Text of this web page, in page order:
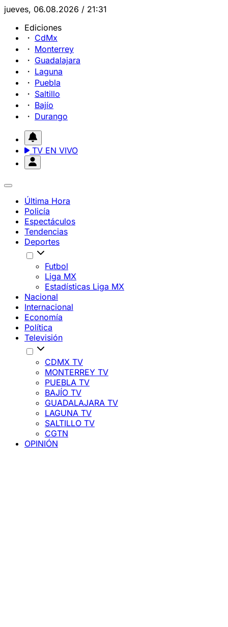
jueves, 06.08.2026 / 21:31
Ediciones
CdMx
Monterrey
Guadalajara
Laguna
Puebla
Saltillo
Bajío
Durango
TV EN VIVO
Última Hora
Policía
Espectáculos
Tendencias
Deportes
Futbol
Liga MX
Estadísticas Liga MX
Nacional
Internacional
Economía
Política
Televisión
CDMX TV
MONTERREY TV
PUEBLA TV
BAJÍO TV
GUADALAJARA TV
LAGUNA TV
SALTILLO TV
CGTN
OPINIÓN